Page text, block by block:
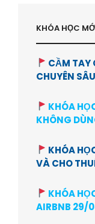
KHÓA HỌC
CẦM TAY
CHUYÊN
KHÓA
KHÔNG
KHÓA
VÀ CHO
KHÓA
AIRBNB 29/